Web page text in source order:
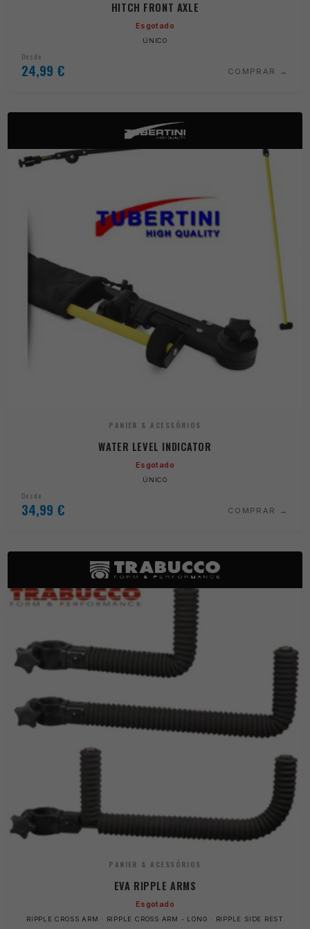
HITCH FRONT AXLE
Esgotado
ÚNICO
Desde
24,99 € COMPRAR
PANIER & ACESSÓRIOS
WATER LEVEL INDICATOR
Esgotado
ÚNICO
Desde
34,99 € COMPRAR
PANIER & ACESSÓRIOS
EVA RIPPLE ARMS
Esgotado
RIPPLE CROSS ARM · RIPPLE CROSS ARM - LONG · RIPPLE SIDE REST